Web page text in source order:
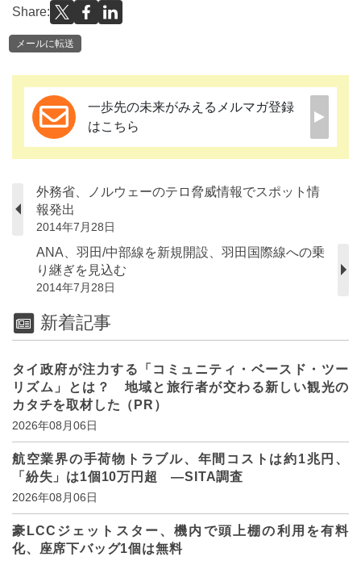
Share:
メールに転送
一歩先の未来がみえるメルマガ登録
はこちら
外務省、ノルウェーのテロ脅威情報でスポット情
報発出
2014年7月28日
ANA、羽田/中部線を新規開設、羽田国際線への乗
り継ぎを見込む
2014年7月28日
新着記事
タイ政府が注力する「コミュニティ・ベースド・ツー
リズム」とは？ 地域と旅行者が交わる新しい観光の
カタチを取材した（PR）
2026年08月06日
航空業界の手荷物トラブル、年間コストは約1兆円、
「紛失」は1個10万円超 ―SITA調査
2026年08月06日
豪LCCジェットスター、機内で頭上棚の利用を有料
化、座席下バッグ1個は無料